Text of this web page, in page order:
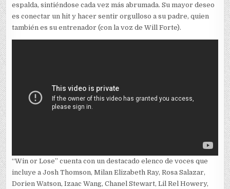
espalda, sintiéndose cada vez más abrumada. Su mayor deseo
es conectar un hit y hacer sentir orgulloso a su padre, quien
también es su entrenador (con la voz de Will Forte).
“Win or Lose” cuenta con un destacado elenco de voces que
incluye a Josh Thomson, Milan Elizabeth Ray, Rosa Salazar,
Dorien Watson, Izaac Wang, Chanel Stewart, Lil Rel Howery,